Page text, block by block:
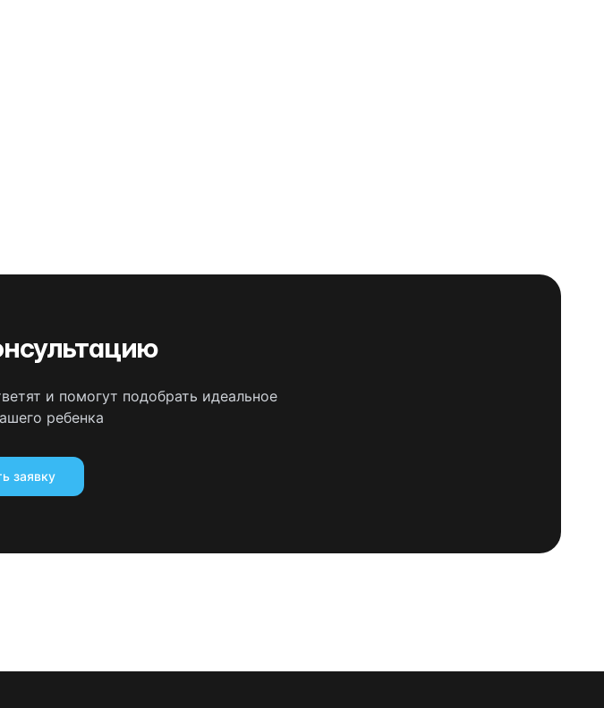
и помогут подобрать идеальное
ребенка
заявку